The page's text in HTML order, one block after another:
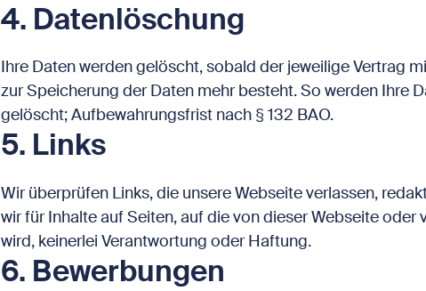
4. Datenlöschung
Ihre Daten werden gelöscht, sobald der jeweilige Vertrag
zur Speicherung der Daten mehr besteht. So werden Ihre
gelöscht; Aufbewahrungsfrist nach § 132 BAO.
5. Links
Wir überprüfen Links, die unsere Webseite verlassen,
wir für Inhalte auf Seiten, auf die von dieser Webseite
wird, keinerlei Verantwortung oder Haftung.
6. Bewerbungen